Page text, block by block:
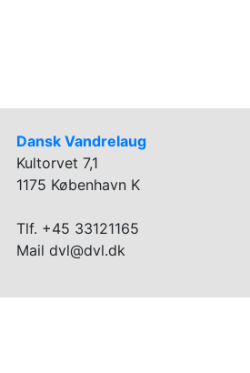
Dansk Vandrelaug
Kultorvet 7,1
1175 København K
Tlf. +45 33121165
Mail dvl@dvl.dk